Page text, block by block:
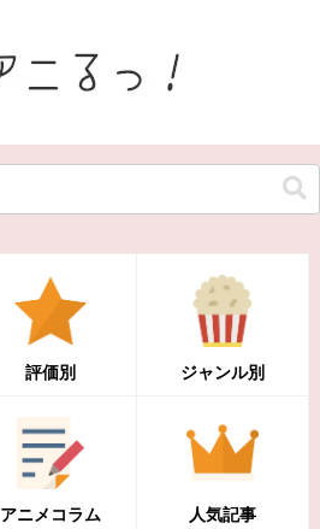
評価別 ジャンル別
アニメコラム 人気記事